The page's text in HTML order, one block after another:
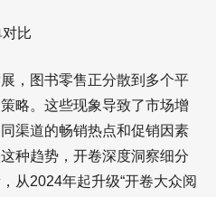
比
图书零售正分散到多个平
略。这些现象导致了市场增
渠道的畅销热点和促销因素
种趋势，开卷深度洞察细分
从2024年起升级“开卷大众阅